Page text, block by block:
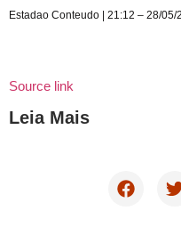
Estadao Conteudo | 21:12 – 28/05/
Source link
Leia Mais